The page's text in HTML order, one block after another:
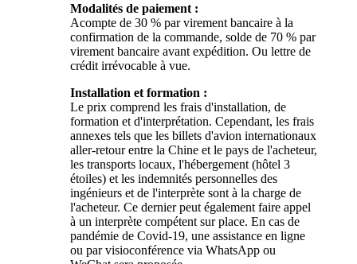
Modalités de paiement :
Acompte de 30 % par virement bancaire à la
confirmation de la commande, solde de 70 % par
virement bancaire avant expédition. Ou lettre de
crédit irrévocable à vue.
Installation et formation :
Le prix comprend les frais d'installation, de
formation et d'interprétation. Cependant, les frais
annexes tels que les billets d'avion internationaux
aller-retour entre la Chine et le pays de l'acheteur,
les transports locaux, l'hébergement (hôtel 3
étoiles) et les indemnités personnelles des
ingénieurs et de l'interprète sont à la charge de
l'acheteur. Ce dernier peut également faire appel
à un interprète compétent sur place. En cas de
pandémie de Covid-19, une assistance en ligne
ou par visioconférence via WhatsApp ou